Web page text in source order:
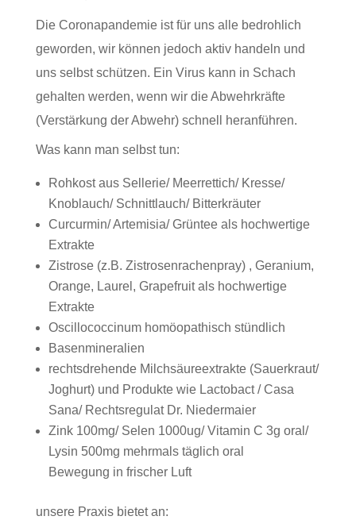
Die Coronapandemie ist für uns alle bedrohlich
geworden, wir können jedoch aktiv handeln und
uns selbst schützen. Ein Virus kann in Schach
gehalten werden, wenn wir die Abwehrkräfte
(Verstärkung der Abwehr) schnell heranführen.
Was kann man selbst tun:
Rohkost aus Sellerie/ Meerrettich/ Kresse/
Knoblauch/ Schnittlauch/ Bitterkräuter
Curcurmin/ Artemisia/ Grüntee als hochwertige
Extrakte
Zistrose (z.B. Zistrosenrachenpray) , Geranium,
Orange, Laurel, Grapefruit als hochwertige
Extrakte
Oscillococcinum homöopathisch stündlich
Basenmineralien
rechtsdrehende Milchsäureextrakte (Sauerkraut/
Joghurt) und Produkte wie Lactobact / Casa
Sana/ Rechtsregulat Dr. Niedermaier
Zink 100mg/ Selen 1000ug/ Vitamin C 3g oral/
Lysin 500mg mehrmals täglich oral
Bewegung in frischer Luft
unsere Praxis bietet an: